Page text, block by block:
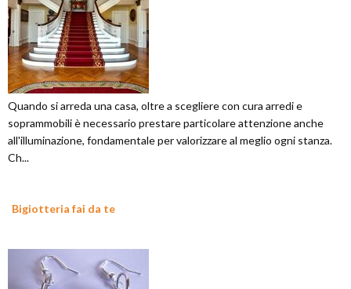
Quando si arreda una casa, oltre a scegliere con cura arredi e
soprammobili è necessario prestare particolare attenzione anche
all'illuminazione, fondamentale per valorizzare al meglio ogni stanza.
Ch...
Bigiotteria fai da te